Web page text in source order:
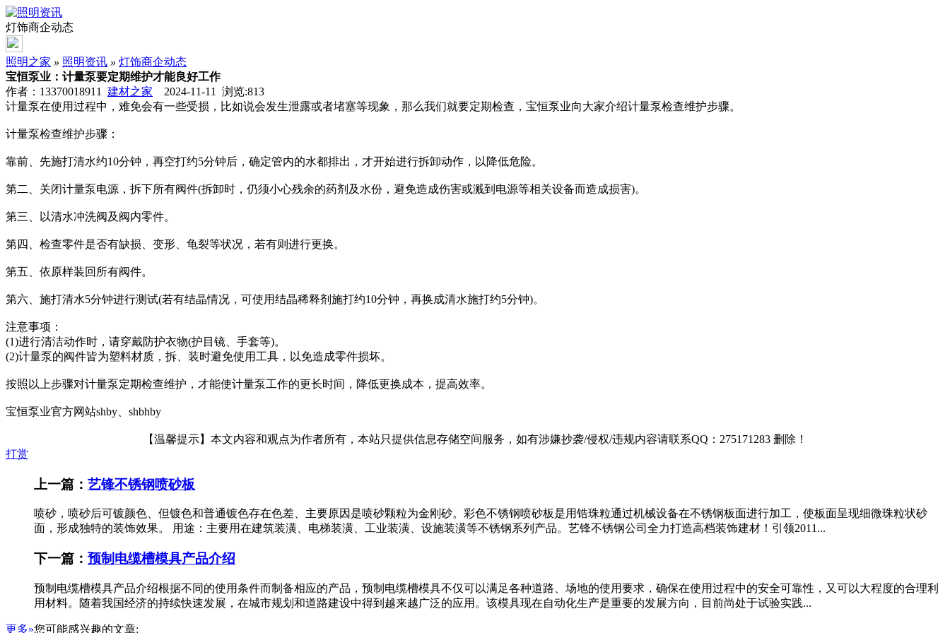
灯饰商企动态
照明之家 » 照明资讯 » 灯饰商企动态
宝恒泵业：计量泵要定期维护才能良好工作
作者：13370018911 建材之家 2024-11-11 浏览:813
计量泵在使用过程中，难免会有一些受损，比如说会发生泄露或者堵塞等现象，那么我们就要定期检查，宝恒泵业向大家介绍计量泵检查维护步骤。
计量泵检查维护步骤：
靠前、先施打清水约10分钟，再空打约5分钟后，确定管内的水都排出，才开始进行拆卸动作，以降低危险。
第二、关闭计量泵电源，拆下所有阀件(拆卸时，仍须小心残余的药剂及水份，避免造成伤害或溅到电源等相关设备而造成损害)。
第三、以清水冲洗阀及阀内零件。
第四、检查零件是否有缺损、变形、龟裂等状况，若有则进行更换。
第五、依原样装回所有阀件。
第六、施打清水5分钟进行测试(若有结晶情况，可使用结晶稀释剂施打约10分钟，再换成清水施打约5分钟)。
注意事项：
(1)进行清洁动作时，请穿戴防护衣物(护目镜、手套等)。
(2)计量泵的阀件皆为塑料材质，拆、装时避免使用工具，以免造成零件损坏。
按照以上步骤对计量泵定期检查维护，才能使计量泵工作的更长时间，降低更换成本，提高效率。
宝恒泵业官方网站shby、shbhby
【温馨提示】本文内容和观点为作者所有，本站只提供信息存储空间服务，如有涉嫌抄袭/侵权/违规内容请联系QQ：275171283 删除！
打赏
上一篇： 艺锋不锈钢喷砂板
喷砂，喷砂后可镀颜色、但镀色和普通镀色存在色差、主要原因是喷砂颗粒为金刚砂。彩色不锈钢喷砂板是用锆珠粒通过机械设备在不锈钢板面进行加工，使板面呈现细微珠粒状砂
面，形成独特的装饰效果。 用途：主要用在建筑装潢、电梯装潢、工业装潢、设施装潢等不锈钢系列产品。艺锋不锈钢公司全力打造高档装饰建材！引领2011...
下一篇： 预制电缆槽模具产品介绍
预制电缆槽模具产品介绍根据不同的使用条件而制备相应的产品，预制电缆槽模具不仅可以满足各种道路、场地的使用要求，确保在使用过程中的安全可靠性，又可以大程度的合理利
用材料。随着我国经济的持续快速发展，在城市规划和道路建设中得到越来越广泛的应用。该模具现在自动化生产是重要的发展方向，目前尚处于试验实践...
更多»您可能感兴趣的文章: